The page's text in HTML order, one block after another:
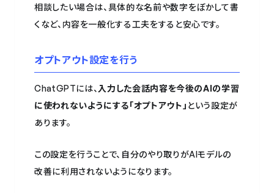
相談したい場合は、具体的な名前や数字をぼかして書
くなど、内容を一般化する工夫をすると安心です。
オプトアウト設定を行う
ChatGPTには、 入力した会話内容を今後のAIの学習
に使われないようにする「オプトアウト」 という設定が
あります。
この設定を行うことで、自分のやり取りがAIモデルの
改善に利用されないようになります。